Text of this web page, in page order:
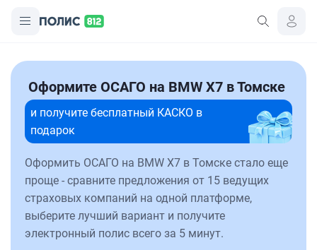
Оформите ОСАГО на BMW X7 в Томске
и получите бесплатный КАСКО в
подарок
Оформить ОСАГО на BMW X7 в Томске стало еще
проще - сравните предложения от 15 ведущих
страховых компаний на одной платформе,
выберите лучший вариант и получите
электронный полис всего за 5 минут.